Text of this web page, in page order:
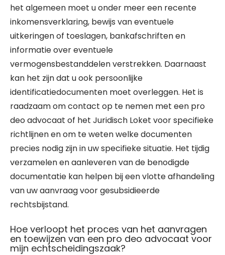
het algemeen moet u onder meer een recente
inkomensverklaring, bewijs van eventuele
uitkeringen of toeslagen, bankafschriften en
informatie over eventuele
vermogensbestanddelen verstrekken. Daarnaast
kan het zijn dat u ook persoonlijke
identificatiedocumenten moet overleggen. Het is
raadzaam om contact op te nemen met een pro
deo advocaat of het Juridisch Loket voor specifieke
richtlijnen en om te weten welke documenten
precies nodig zijn in uw specifieke situatie. Het tijdig
verzamelen en aanleveren van de benodigde
documentatie kan helpen bij een vlotte afhandeling
van uw aanvraag voor gesubsidieerde
rechtsbijstand.
Hoe verloopt het proces van het aanvragen
en toewijzen van een pro deo advocaat voor
mijn echtscheidingszaak?